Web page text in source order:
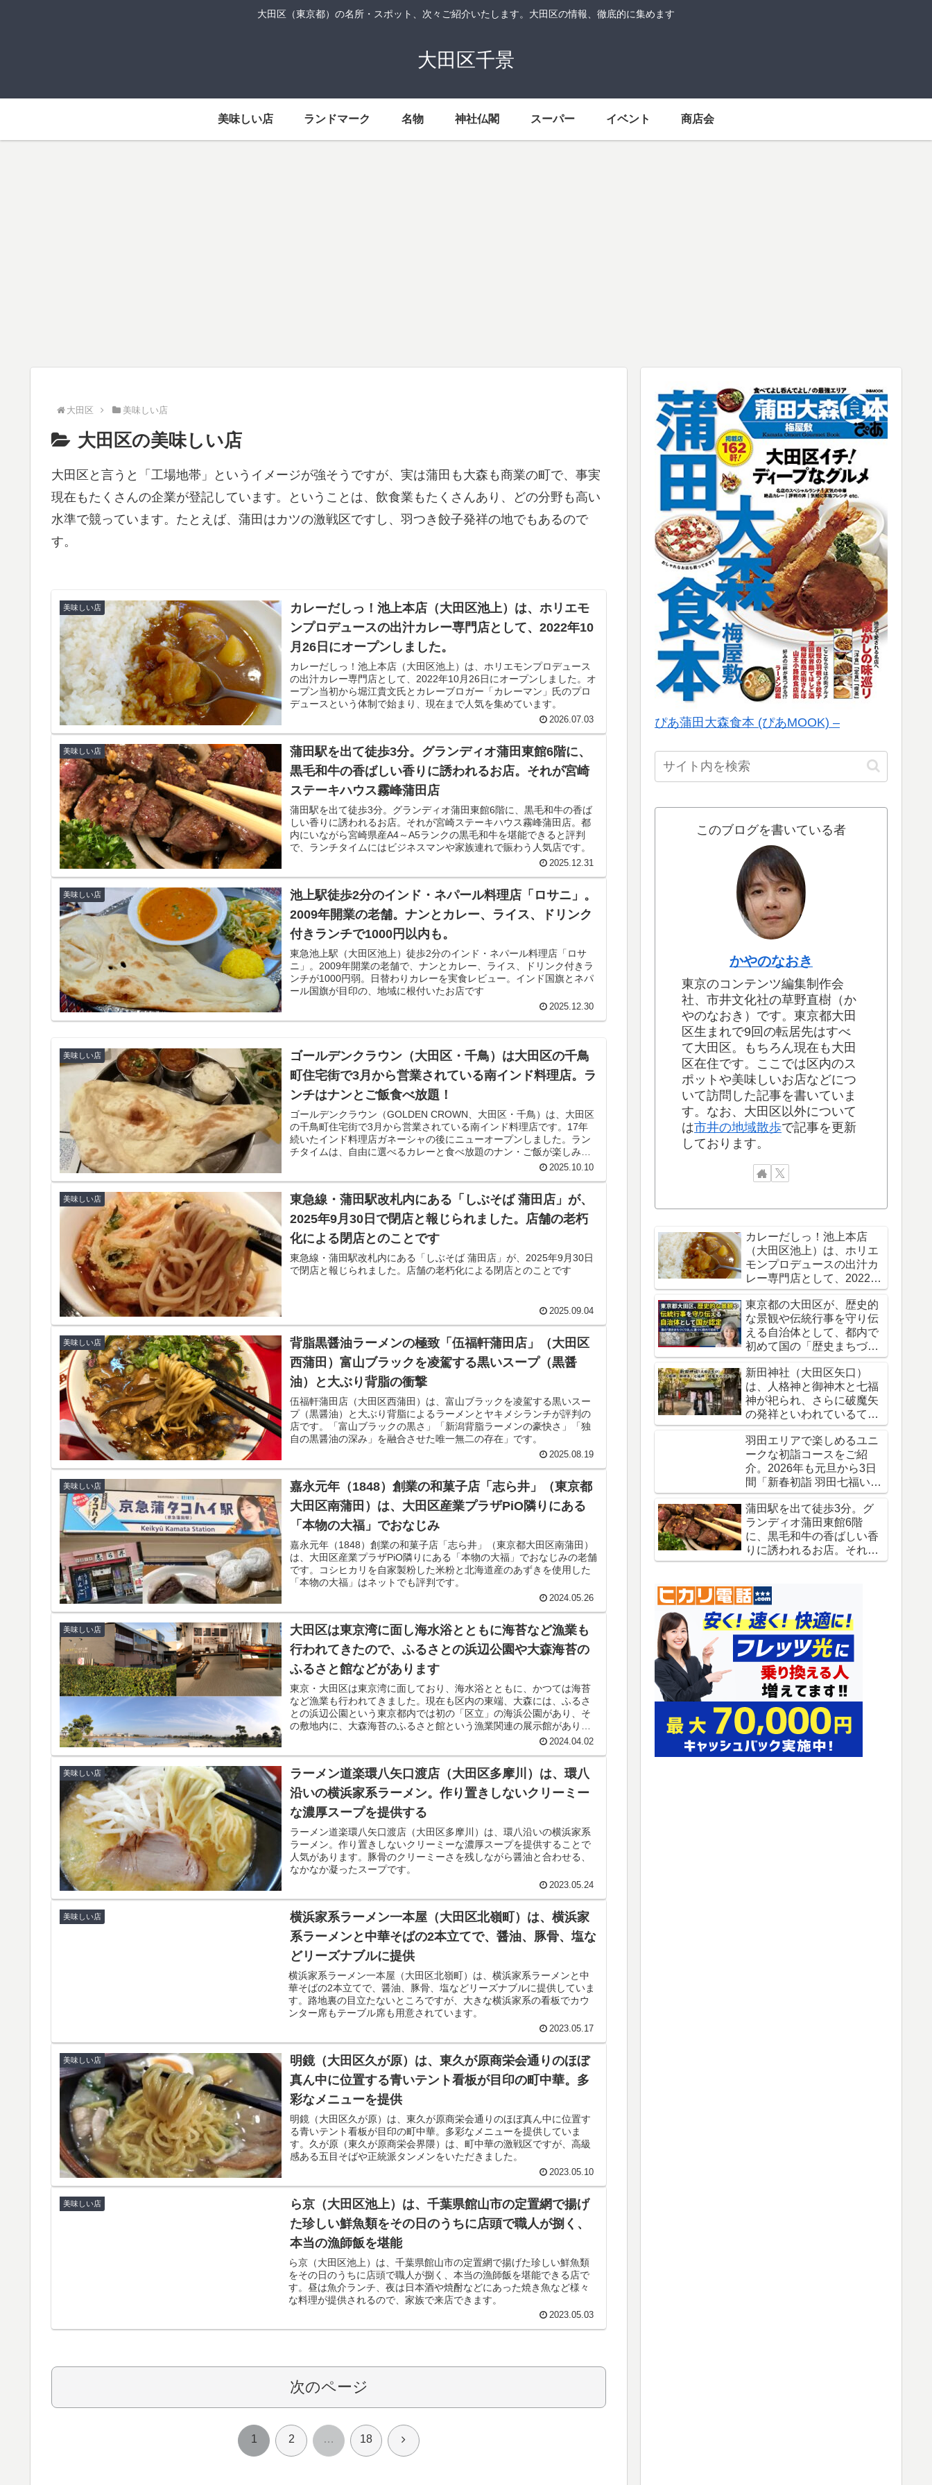
大田区（東京都）の名所・スポット、次々ご紹介いたします。大田区の情報、徹底的に集めます
大田区千景
美味しい店 ランドマーク 名物 神社仏閣 スーパー イベント 商店会
大田区 美味しい店
大田区の美味しい店
大田区と言うと「工場地帯」というイメージが強そうですが、実は蒲田も大森も商業の町で、事実
現在もたくさんの企業が登記しています。ということは、飲食業もたくさんあり、どの分野も高い
水準で競っています。たとえば、蒲田はカツの激戦区ですし、羽つき餃子発祥の地でもあるので
す。
美味しい店
カレーだしっ！池上本店（大田区池上）は、ホリエモ
ンプロデュースの出汁カレー専門店として、2022年10
月26日にオープンしました。
カレーだしっ！池上本店（大田区池上）は、ホリエモンプロデュース
の出汁カレー専門店として、2022年10月26日にオープンしました。オ
ープン当初から堀江貴文氏とカレーブロガー「カレーマン」氏のプロ
デュースという体制で始まり、現在まで人気を集めています。
2026.07.03
美味しい店
蒲田駅を出て徒歩3分。グランディオ蒲田東館6階に、
黒毛和牛の香ばしい香りに誘われるお店。それが宮崎
ステーキハウス霧峰蒲田店
蒲田駅を出て徒歩3分。グランディオ蒲田東館6階に、黒毛和牛の香ば
しい香りに誘われるお店。それが宮崎ステーキハウス霧峰蒲田店。都
内にいながら宮崎県産A4～A5ランクの黒毛和牛を堪能できると評判
で、ランチタイムにはビジネスマンや家族連れで賑わう人気店です。
2025.12.31
美味しい店
池上駅徒歩2分のインド・ネパール料理店「ロサニ」。
2009年開業の老舗。ナンとカレー、ライス、ドリンク
付きランチで1000円以内も。
東急池上駅（大田区池上）徒歩2分のインド・ネパール料理店「ロサ
ニ」。2009年開業の老舗で、ナンとカレー、ライス、ドリンク付きラ
ンチが1000円弱。日替わりカレーを実食レビュー。インド国旗とネパ
ール国旗が目印の、地域に根付いたお店です
2025.12.30
美味しい店
ゴールデンクラウン（大田区・千鳥）は大田区の千鳥
町住宅街で3月から営業されている南インド料理店。ラ
ンチはナンとご飯食べ放題！
ゴールデンクラウン（GOLDEN CROWN、大田区・千鳥）は、大田区
の千鳥町住宅街で3月から営業されている南インド料理店です。17年
続いたインド料理店ガネーシャの後にニューオープンしました。ラン
チタイムは、自由に選べるカレーと食べ放題のナン・ご飯が楽しみで
2025.10.10
美味しい店
東急線・蒲田駅改札内にある「しぶそば 蒲田店」が、
2025年9月30日で閉店と報じられました。店舗の老朽
化による閉店とのことです
東急線・蒲田駅改札内にある「しぶそば 蒲田店」が、2025年9月30日
で閉店と報じられました。店舗の老朽化による閉店とのことです
2025.09.04
美味しい店
背脂黒醤油ラーメンの極致「伍福軒蒲田店」（大田区
西蒲田）富山ブラックを凌駕する黒いスープ（黒醤
油）と大ぶり背脂の衝撃
伍福軒蒲田店（大田区西蒲田）は、富山ブラックを凌駕する黒いスー
プ（黒醤油）と大ぶり背脂によるラーメンとヤキメシランチが評判の
店です。「富山ブラックの黒さ」「新潟背脂ラーメンの豪快さ」「独
自の黒醤油の深み」を融合させた唯一無二の存在」です。
2025.08.19
美味しい店
嘉永元年（1848）創業の和菓子店「志ら井」（東京都
大田区南蒲田）は、大田区産業プラザPiO隣りにある
「本物の大福」でおなじみ
嘉永元年（1848）創業の和菓子店「志ら井」（東京都大田区南蒲田）
は、大田区産業プラザPiO隣りにある「本物の大福」でおなじみの老舗
です。コシヒカリを自家製粉した米粉と北海道産のあずきを使用した
「本物の大福」はネットでも評判です。
2024.05.26
美味しい店
大田区は東京湾に面し海水浴とともに海苔など漁業も
行われてきたので、ふるさとの浜辺公園や大森海苔の
ふるさと館などがあります
東京・大田区は東京湾に面しており、海水浴とともに、かつては海苔
など漁業も行われてきました。現在も区内の東端、大森には、ふるさ
との浜辺公園という東京都内では初の「区立」の海浜公園があり、そ
の敷地内に、大森海苔のふるさと館という漁業関連の展示館がありま
2024.04.02
美味しい店
ラーメン道楽環八矢口渡店（大田区多摩川）は、環八
沿いの横浜家系ラーメン。作り置きしないクリーミー
な濃厚スープを提供する
ラーメン道楽環八矢口渡店（大田区多摩川）は、環八沿いの横浜家系
ラーメン。作り置きしないクリーミーな濃厚スープを提供することで
人気があります。豚骨のクリーミーさを残しながら醤油と合わせる、
なかなか凝ったスープです。
2023.05.24
美味しい店
横浜家系ラーメン一本屋（大田区北嶺町）は、横浜家
系ラーメンと中華そばの2本立てで、醤油、豚骨、塩な
どリーズナブルに提供
横浜家系ラーメン一本屋（大田区北嶺町）は、横浜家系ラーメンと中
華そばの2本立てで、醤油、豚骨、塩などリーズナブルに提供していま
す。路地裏の目立たないところですが、大きな横浜家系の看板でカウ
ンター席もテーブル席も用意されています。
2023.05.17
美味しい店
明鏡（大田区久が原）は、東久が原商栄会通りのほぼ
真ん中に位置する青いテント看板が目印の町中華。多
彩なメニューを提供
明鏡（大田区久が原）は、東久が原商栄会通りのほぼ真ん中に位置す
る青いテント看板が目印の町中華。多彩なメニューを提供していま
す。久が原（東久が原商栄会界隈）は、町中華の激戦区ですが、高級
感ある五目そばや正統派タンメンをいただきました。
2023.05.10
美味しい店
ら京（大田区池上）は、千葉県館山市の定置網で揚げ
た珍しい鮮魚類をその日のうちに店頭で職人が捌く、
本当の漁師飯を堪能
ら京（大田区池上）は、千葉県館山市の定置網で揚げた珍しい鮮魚類
をその日のうちに店頭で職人が捌く、本当の漁師飯を堪能できる店で
す。昼は魚介ランチ、夜は日本酒や焼酎などにあった焼き魚など様々
な料理が提供されるので、家族で来店できます。
2023.05.03
次のページ
1 2 … 18 次
ぴあ蒲田大森食本 (ぴあMOOK) –
このブログを書いている者
かやのなおき
東京のコンテンツ編集制作会
社、市井文化社の草野直樹（か
やのなおき）です。東京都大田
区生まれで9回の転居先はすべ
て大田区。もちろん現在も大田
区在住です。ここでは区内のス
ポットや美味しいお店などにつ
いて訪問した記事を書いていま
す。なお、大田区以外について
は市井の地域散歩で記事を更新
しております。
カレーだしっ！池上本店
（大田区池上）は、ホリエ
モンプロデュースの出汁カ
レー専門店として、2022年
10月26日にオープンしまし
た。
東京都の大田区が、歴史的
な景観や伝統行事を守り伝
える自治体として、都内で
初めて国の「歴史まちづく
り法」に基づく認定
新田神社（大田区矢口）
は、人格神と御神木と七福
神が祀られ、さらに破魔矢
の発祥といわれているてい
る区内でも随一のスポット
です。
羽田エリアで楽しめるユニ
ークな初詣コースをご紹
介。2026年も元旦から3日
間「新春初詣 羽田七福いな
りめぐり」が開催されます
蒲田駅を出て徒歩3分。グ
ランディオ蒲田東館6階
に、黒毛和牛の香ばしい香
りに誘われるお店。それが
宮崎ステーキハウス霧峰蒲